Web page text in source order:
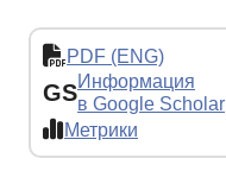
PDF (ENG)
GSИнформация
в Google Scholar
Метрики